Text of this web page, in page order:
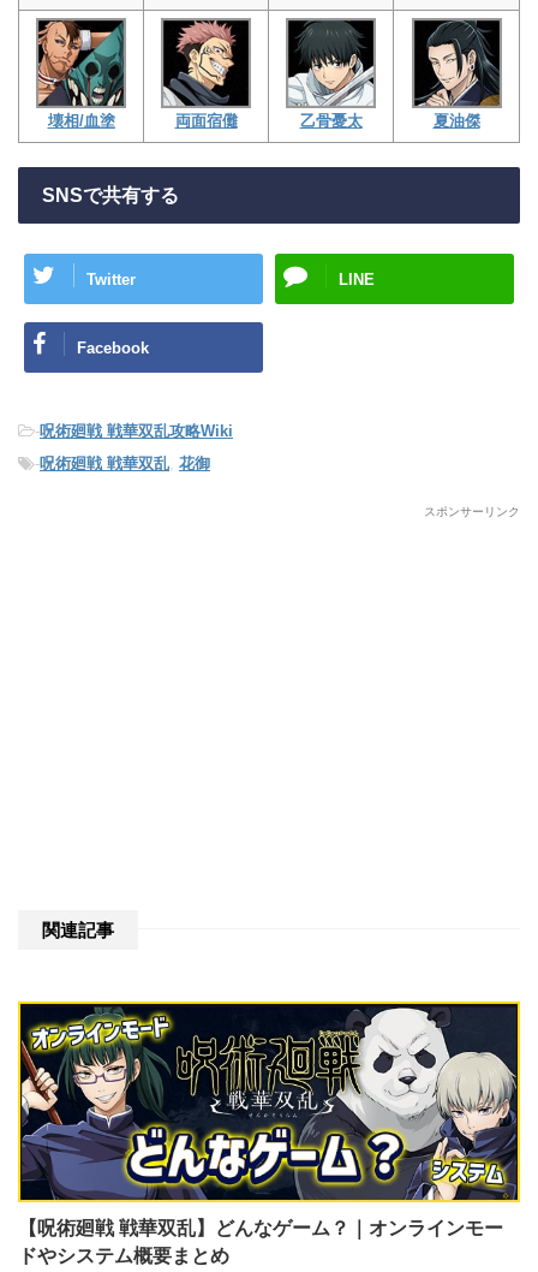
壊相/血塗 両面宿儺 乙骨憂太 夏油傑
SNSで共有する
Twitter LINE
Facebook
-呪術廻戦 戦華双乱攻略Wiki
-呪術廻戦 戦華双乱, 花御
スポンサーリンク
関連記事
【呪術廻戦 戦華双乱】どんなゲーム？｜オンラインモー
ドやシステム概要まとめ